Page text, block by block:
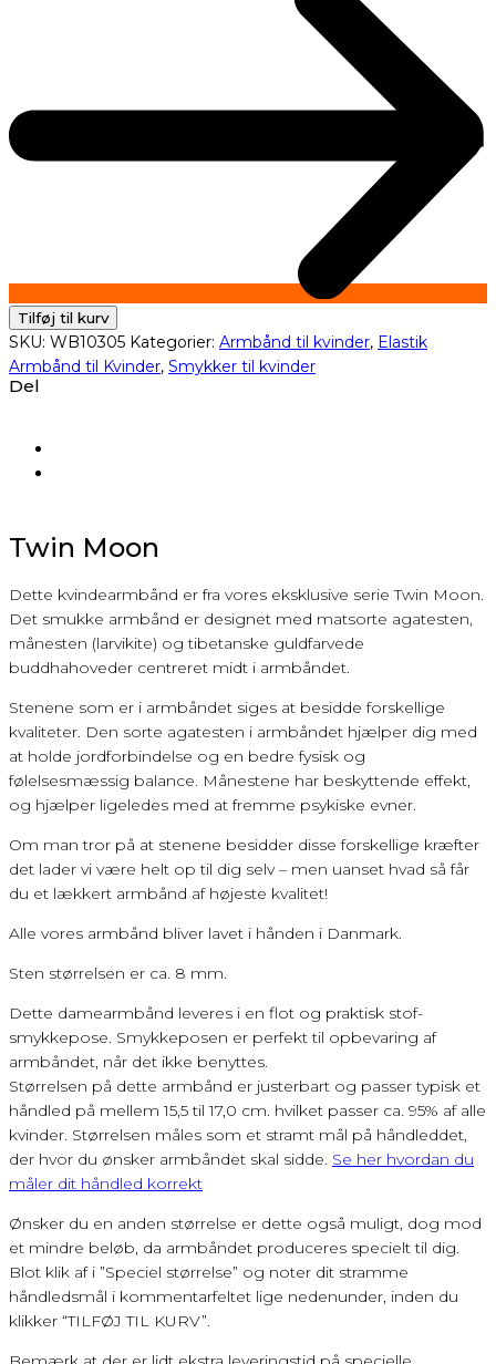
Tilføj til kurv
SKU: WB10305 Kategorier: Armbånd til kvinder, Elastik
Armbånd til Kvinder, Smykker til kvinder
Del
Twin Moon
Dette kvindearmbånd er fra vores eksklusive serie Twin Moon.
Det smukke armbånd er designet med matsorte agatesten,
månesten (larvikite) og tibetanske guldfarvede
buddhahoveder centreret midt i armbåndet.
Stenene som er i armbåndet siges at besidde forskellige
kvaliteter. Den sorte agatesten i armbåndet hjælper dig med
at holde jordforbindelse og en bedre fysisk og
følelsesmæssig balance. Månestene har beskyttende effekt,
og hjælper ligeledes med at fremme psykiske evner.
Om man tror på at stenene besidder disse forskellige kræfter
det lader vi være helt op til dig selv – men uanset hvad så får
du et lækkert armbånd af højeste kvalitet!
Alle vores armbånd bliver lavet i hånden i Danmark.
Sten størrelsen er ca. 8 mm.
Dette damearmbånd leveres i en flot og praktisk stof-
smykkepose. Smykkeposen er perfekt til opbevaring af
armbåndet, når det ikke benyttes.
Størrelsen på dette armbånd er justerbart og passer typisk et
håndled på mellem 15,5 til 17,0 cm. hvilket passer ca. 95% af alle
kvinder. Størrelsen måles som et stramt mål på håndleddet,
der hvor du ønsker armbåndet skal sidde. Se her hvordan du
måler dit håndled korrekt
Ønsker du en anden størrelse er dette også muligt, dog mod
et mindre beløb, da armbåndet produceres specielt til dig.
Blot klik af i ”Speciel størrelse” og noter dit stramme
håndledsmål i kommentarfeltet lige nedenunder, inden du
klikker “TILFØJ TIL KURV”.